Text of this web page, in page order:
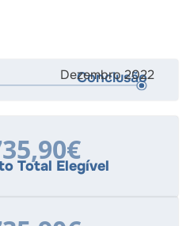
Conclusão
Dezembro 2022
Total Elegível